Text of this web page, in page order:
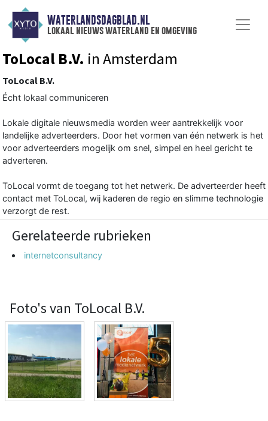
WATERLANDSDAGBLAD.NL
lokaal nieuws waterland en omgeving
ToLocal B.V. in Amsterdam
ToLocal B.V.
Écht lokaal communiceren
Lokale digitale nieuwsmedia worden weer aantrekkelijk voor
landelijke adverteerders. Door het vormen van één netwerk is het
voor adverteerders mogelijk om snel, simpel en heel gericht te
adverteren.
ToLocal vormt de toegang tot het netwerk. De adverteerder heeft
contact met ToLocal, wij kaderen de regio en slimme technologie
verzorgt de rest.
Gerelateerde rubrieken
internetconsultancy
Foto's van ToLocal B.V.